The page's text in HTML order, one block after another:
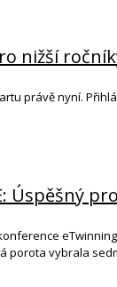
nižší
právě nyní.
Úspěšný
vybrala sedm